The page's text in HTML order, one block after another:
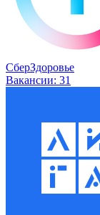
СберЗдоровье
Вакансии: 31